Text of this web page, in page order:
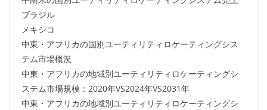
ブラジル
メキシコ
中東・アフリカの国別ユーティリティロケーティングシス
テム市場概況
中東・アフリカの地域別ユーティリティロケーティングシ
ステム市場規模：2020年VS2024年VS2031年
中東・アフリカの地域別ユーティリティロケーティングシ